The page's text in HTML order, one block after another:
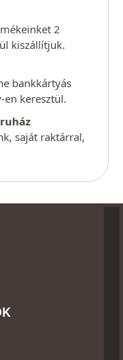
2
kiszállítjuk.
bankkártyás
en keresztül.
saját raktárral,